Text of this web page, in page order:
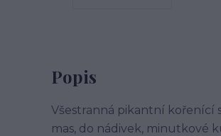
Popis
Všestranná pikantní kořenící
mas, do nádivek, minutkové